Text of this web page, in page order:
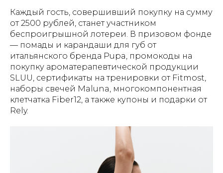
Каждый гость, совершивший покупку на сумму
от 2500 рублей, станет участником
беспроигрышной лотереи. В призовом фонде
— помады и карандаши для губ от
итальянского бренда Pupa, промокоды на
покупку ароматерапевтической продукции
SLUU, сертификаты на тренировки от Fitmost,
наборы свечей Maluna, многокомпонентная
клетчатка Fiber12, а также купоны и подарки от
Rely.